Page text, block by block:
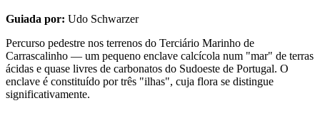
Guiada por: Udo Schwarzer
Percurso pedestre nos terrenos do Terciário Marinho de
Carrascalinho — um pequeno enclave calcícola num "mar" de terras
ácidas e quase livres de carbonatos do Sudoeste de Portugal. O
enclave é constituído por três "ilhas", cuja flora se distingue
significativamente.